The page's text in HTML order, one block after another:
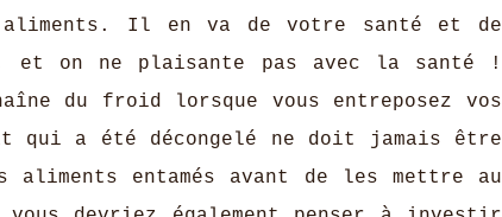
Il en va de votre santé et de
et on ne plaisante pas avec la santé !
du froid lorsque vous entreposez vos
qui a été décongelé ne doit jamais être
aliments entamés avant de les mettre au